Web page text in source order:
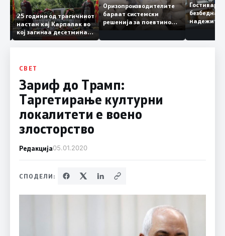
25 години од трагичниот
настан кај Карпалак во
кој загинаа десетмина
македонски бранители
Оризопроизводителите
бараат системски
решенија за поевтино
производство
СВЕТ
Зариф до Трамп:
Таргетирање културни
локалитети е воено
злосторство
Редакција05.01.2020
СПОДЕЛИ: